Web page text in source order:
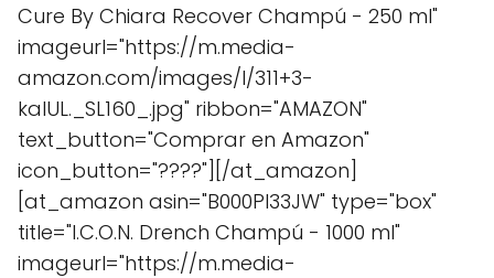
Cure By Chiara Recover Champú - 250 ml"
imageurl="https://m.media-
amazon.com/images/I/311+3-
kalUL._SL160_.jpg" ribbon="AMAZON"
text_button="Comprar en Amazon"
icon_button="????"][/at_amazon]
[at_amazon asin="B000PI33JW" type="box"
title="I.C.O.N. Drench Champú - 1000 ml"
imageurl="https://m.media-